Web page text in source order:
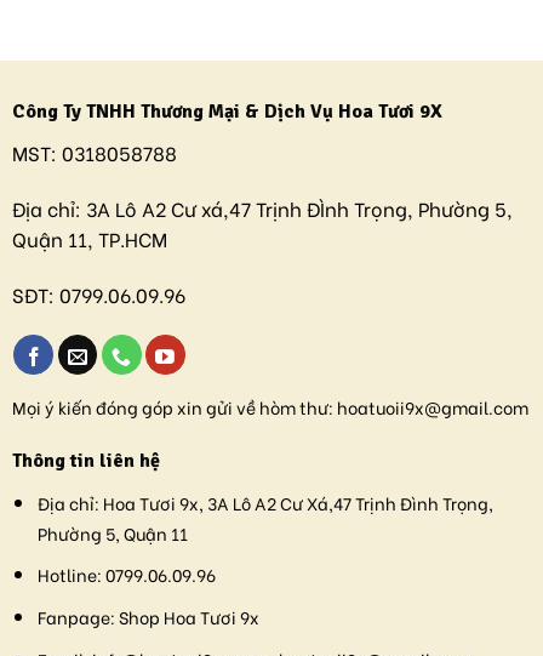
Công Ty TNHH Thương Mại & Dịch Vụ Hoa Tươi 9X
MST: 0318058788
Địa chỉ: 3A Lô A2 Cư xá,47 Trịnh ĐÌnh Trọng, Phường 5,
Quận 11, TP.HCM
SĐT: 0799.06.09.96
Mọi ý kiến đóng góp xin gửi về hòm thư: hoatuoii9x@gmail.com
Thông tin liên hệ
Địa chỉ: Hoa Tươi 9x, 3A Lô A2 Cư Xá,47 Trịnh Đình Trọng,
Phường 5, Quận 11
Hotline:0799.06.09.96
Fanpage:Shop Hoa Tươi 9x